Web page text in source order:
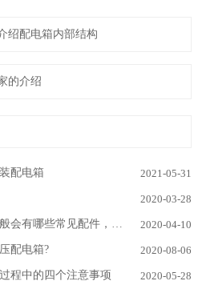
绍配电箱内部结构
的介绍
配电箱 2021-05-31
2020-03-28
常见配件，是如何散热的? 2020-04-10
配电箱? 2020-08-06
程中的四个注意事项 2020-05-28